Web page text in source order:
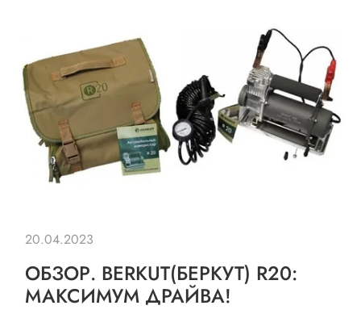
ОБЗОР. BERKUT(БЕРКУТ) R20:
МАКСИМУМ ДРАЙВА!
20.04.2023